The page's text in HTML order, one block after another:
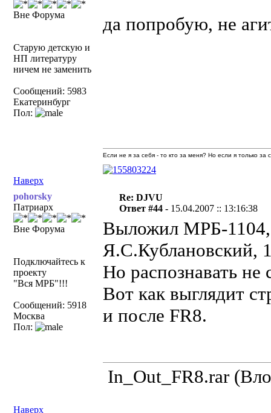
Вне Форума
Старую детскую и
НП литературу
ничем не заменить
Сообщений: 5983
Екатеринбург
Пол:
да попробую, не
Наверх
Если не я за себя - то кто за меня? Но если я только
pohorsky
Патриарх
Вне Форума
Подключайтесь к
проекту
"Вся МРБ"!!!
Сообщений: 5918
Москва
Пол:
Re: DJVU
Ответ #44 - 15.04.2007 :: 13:16:38
Выложил МРБ-1104,
Я.С.Кублановский,
Но распознавать не
Вот как выглядит
и после FR8.
Наверх
In_Out_FR8.rar